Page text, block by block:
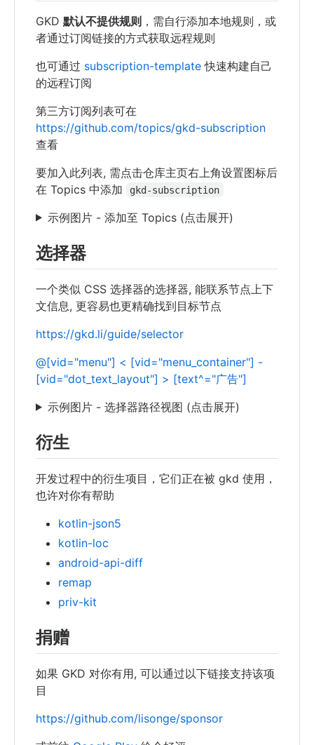
GKD 默认不提供规则 ，需自行添加本地规则，或
者通过订阅链接的方式获取远程规则
也可通过 subscription-template 快速构建自己
的远程订阅
第三方订阅列表可在
https://github.com/topics/gkd-subscription
查看
要加入此列表, 需点击仓库主页右上角设置图标后
在 Topics 中添加
gkd-subscription
示例图片 - 添加至 Topics (点击展开)
选择器
一个类似 CSS 选择器的选择器, 能联系节点上下
文信息, 更容易也更精确找到目标节点
https://gkd.li/guide/selector
@[vid="menu"] < [vid="menu_container"] -
[vid="dot_text_layout"] > [text^="广告"]
示例图片 - 选择器路径视图 (点击展开)
衍生
开发过程中的衍生项目，它们正在被 gkd 使用，
也许对你有帮助
kotlin-json5
kotlin-loc
android-api-diff
remap
priv-kit
捐赠
如果 GKD 对你有用, 可以通过以下链接支持该项
目
https://github.com/lisonge/sponsor